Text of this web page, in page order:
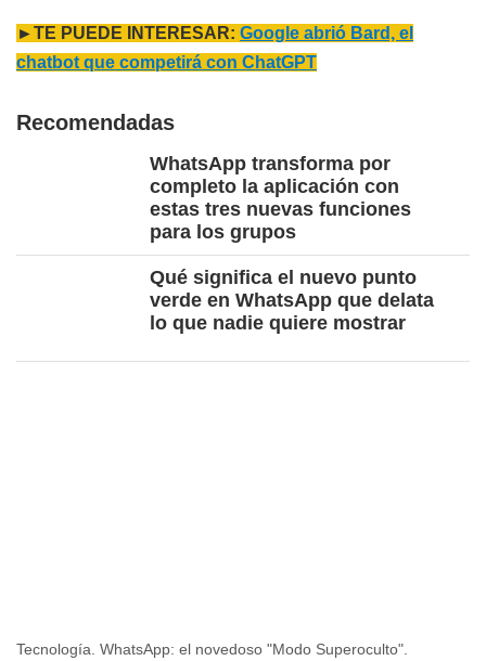
►TE PUEDE INTERESAR: Google abrió Bard, el
chatbot que competirá con ChatGPT
Recomendadas
WhatsApp transforma por
completo la aplicación con
estas tres nuevas funciones
para los grupos
Qué significa el nuevo punto
verde en WhatsApp que delata
lo que nadie quiere mostrar
Tecnología. WhatsApp: el novedoso "Modo Superoculto".